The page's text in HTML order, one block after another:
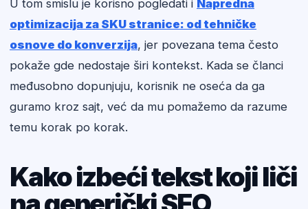
U tom smislu je korisno pogledati i Napredna
optimizacija za SKU stranice: od tehničke
osnove do konverzija, jer povezana tema često
pokaže gde nedostaje širi kontekst. Kada se članci
međusobno dopunjuju, korisnik ne oseća da ga
guramo kroz sajt, već da mu pomažemo da razume
temu korak po korak.
Kako izbeći tekst koji liči